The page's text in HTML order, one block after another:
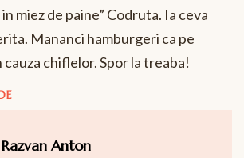
miez de paine” Codruta. Ia ceva
Mananci hamburgeri ca pe
cauza chiflelor. Spor la treaba!
Razvan Anton